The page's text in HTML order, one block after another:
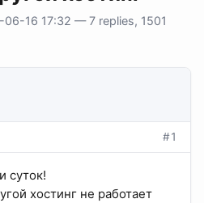
06-16 17:32 — 7 replies, 1501
#1
суток!
хостинг не работает